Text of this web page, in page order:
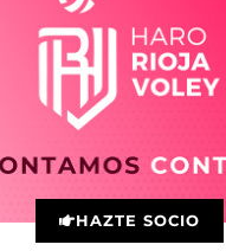
HAZTE SOCIO